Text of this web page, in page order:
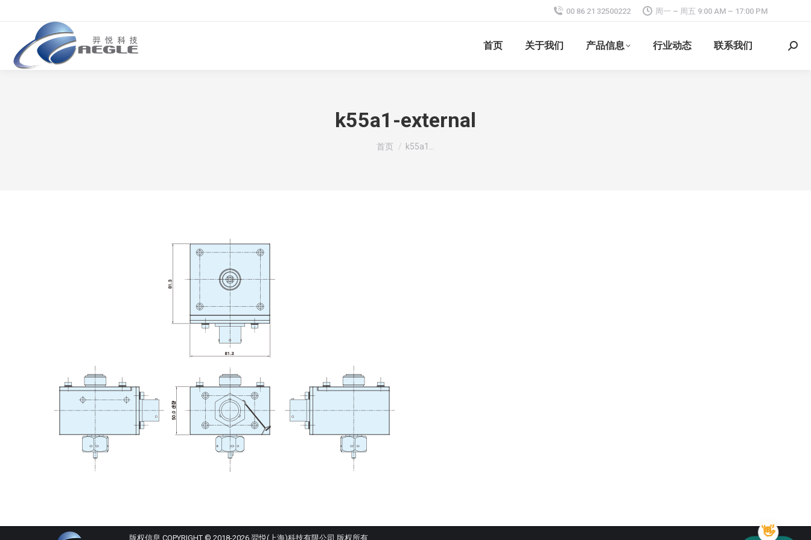
00 86 21 32500222 周一 – 周五 9:00 AM – 17:00 PM
首页 关于我们 产品信息 行业动态 联系我们
搜
k55a1-external
你在这里：
首页 k55a1…
版权信息 COPYRIGHT © 2018-2026 羿悦(上海)科技有限公司 版权所有